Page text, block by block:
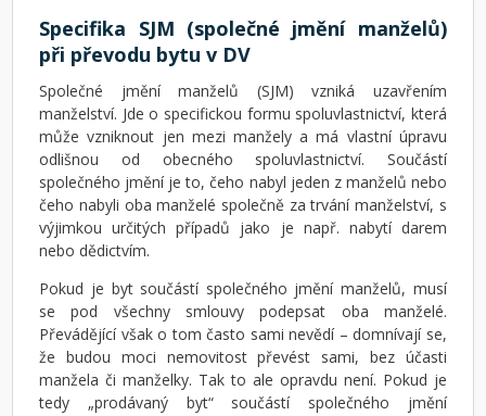
Specifika SJM (společné jmění manželů)
při převodu bytu v DV
Společné jmění manželů (SJM) vzniká uzavřením
manželství. Jde o specifickou formu spoluvlastnictví, která
může vzniknout jen mezi manžely a má vlastní úpravu
odlišnou od obecného spoluvlastnictví. Součástí
společného jmění je to, čeho nabyl jeden z manželů nebo
čeho nabyli oba manželé společně za trvání manželství, s
výjimkou určitých případů jako je např. nabytí darem
nebo dědictvím.
Pokud je byt součástí společného jmění manželů, musí
se pod všechny smlouvy podepsat oba manželé.
Převádějící však o tom často sami nevědí – domnívají se,
že budou moci nemovitost převést sami, bez účasti
manžela či manželky. Tak to ale opravdu není. Pokud je
tedy „prodávaný byt“ součástí společného jmění